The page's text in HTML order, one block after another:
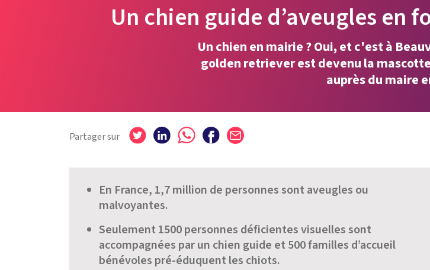
Un chien guide d’aveugles en
Un chien en mairie ? Oui, et c'est à
golden retriever est devenu la
auprès du maire
Partager sur
En France, 1,7 million de personnes sont aveugles ou
malvoyantes.
Seulement 1500 personnes déficientes visuelles sont
accompagnées par un chien guide et 500 familles d’accueil
bénévoles pré-éduquent les chiots.